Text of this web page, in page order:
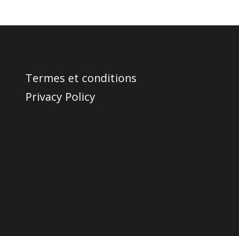
Termes et conditions
Privacy Policy